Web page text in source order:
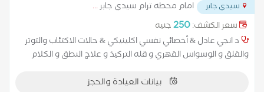
سيدي جابر امام محطه ترام سيدي جابر...
سعر الكشف:250جنيه
د انجي عادل & أخصائي نفسي اكلينيكي & حالات الاكتئاب والتوتر
والقلق و الوسواس القهري و قله التركيذ و علاج النطق و الكلام
بيانات العيادة والحجز